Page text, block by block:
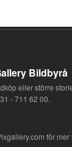
Bildbyrå
eller större
- 711 62 00.
för